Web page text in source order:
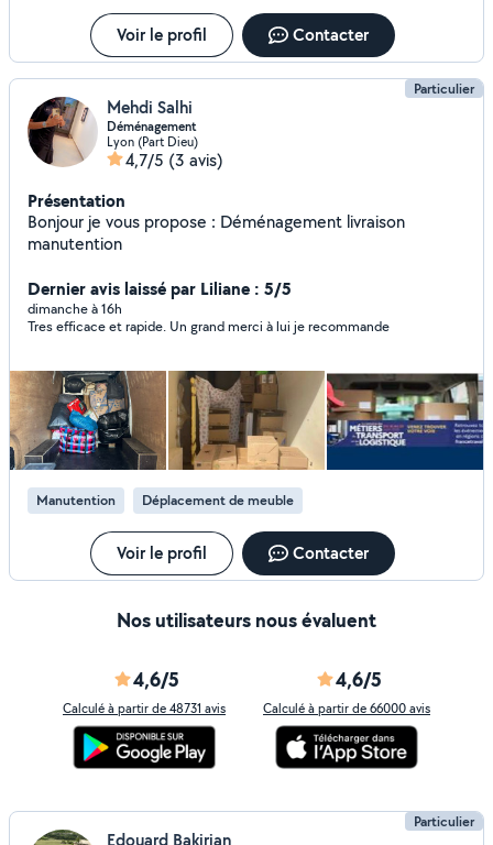
Voir le profil Contacter
Particulier
Mehdi Salhi
Déménagement
Lyon (Part Dieu)
4,7/5 (3 avis)
Présentation
Bonjour je vous propose : Déménagement livraison
manutention
Dernier avis laissé par Liliane : 5/5
dimanche à 16h
Tres efficace et rapide. Un grand merci à lui je recommande
Manutention Déplacement de meuble
Voir le profil Contacter
Nos utilisateurs nous évaluent
4,6/5
Calculé à partir de 48731 avis
4,6/5
Calculé à partir de 66000 avis
Particulier
Edouard Bakirian